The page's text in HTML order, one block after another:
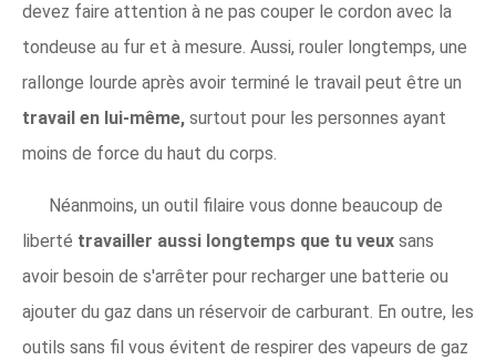
devez faire attention à ne pas couper le cordon avec la
tondeuse au fur et à mesure. Aussi, rouler longtemps, une
rallonge lourde après avoir terminé le travail peut être un
travail en lui-même, surtout pour les personnes ayant
moins de force du haut du corps.
Néanmoins, un outil filaire vous donne beaucoup de
liberté travailler aussi longtemps que tu veux sans
avoir besoin de s'arrêter pour recharger une batterie ou
ajouter du gaz dans un réservoir de carburant. En outre, les
outils sans fil vous évitent de respirer des vapeurs de gaz